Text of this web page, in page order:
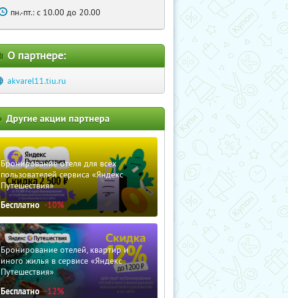
пн.-пт.: с 10.00 до 20.00
О партнере:
akvarel11.tiu.ru
Другие акции партнера
Бронирование отеля для всех
пользователей сервиса «Яндекс
Путешествия»
Бесплатно -10%
Бронирование отелей, квартир и
иного жилья в сервисе «Яндекс
Путешествия»
Бесплатно -12%